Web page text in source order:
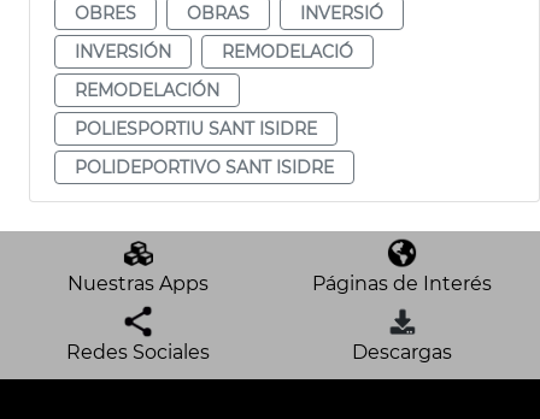
OBRES
OBRAS
INVERSIÓ
INVERSIÓN
REMODELACIÓ
REMODELACIÓN
POLIESPORTIU SANT ISIDRE
POLIDEPORTIVO SANT ISIDRE
Nuestras Apps Páginas de Interés
Redes Sociales Descargas